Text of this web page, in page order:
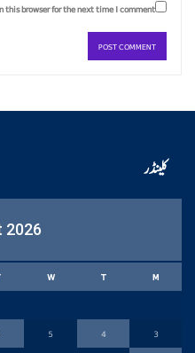
browser for the next time I comment.
کلینڈر
2026
M
T
W
3
4
5